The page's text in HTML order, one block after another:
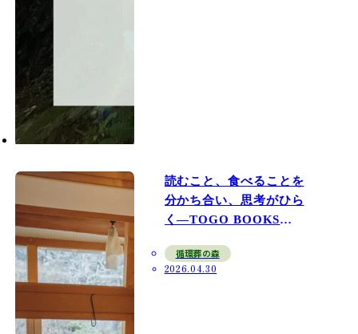
読むこと、食べることを
分かち合い、思考がひら
く—TOGO BOOKS
循環葬の森
2026.04.30